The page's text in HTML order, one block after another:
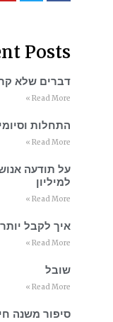
Posts
דברים שלא
Read More »
התחלות
Read More »
על תודעה
למיליון
Read More »
איך לקבל
Read More »
שובל
Read More »
סיפור משנה